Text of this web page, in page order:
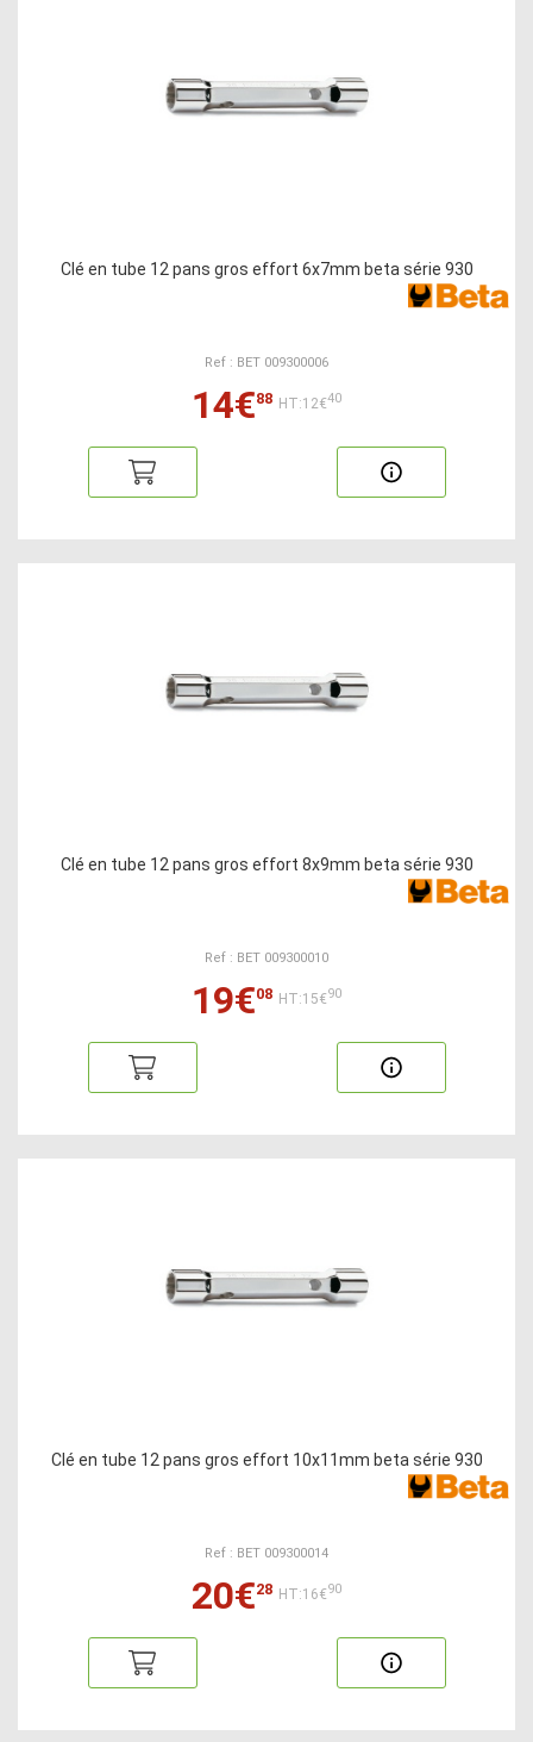
Clé en tube 12 pans gros effort 6x7mm beta série 930
Ref : BET 009300006
14€88 HT:12€40
Clé en tube 12 pans gros effort 8x9mm beta série 930
Ref : BET 009300010
19€08 HT:15€90
Clé en tube 12 pans gros effort 10x11mm beta série 930
Ref : BET 009300014
20€28 HT:16€90